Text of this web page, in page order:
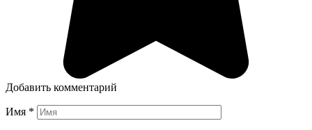
Добавить комментарий
Имя *